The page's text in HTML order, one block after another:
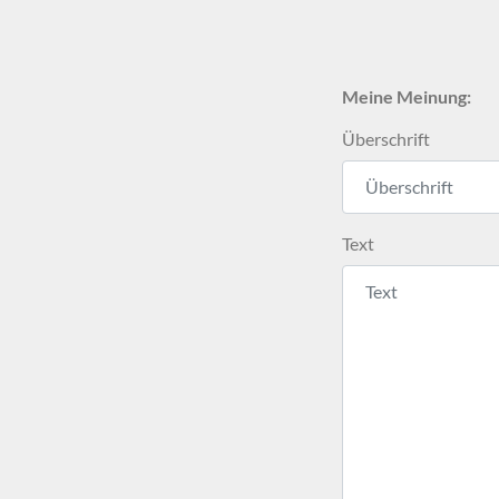
Meine Meinung:
Überschrift
Text